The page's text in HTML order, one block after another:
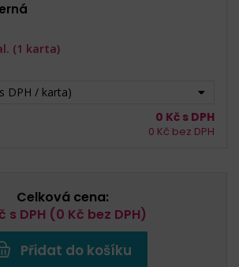
DPH / karta)
(1 karta)
0 Kč s DPH
0 Kč bez DPH
Celková cena:
s DPH (0 Kč bez DPH)
Přidat do košíku